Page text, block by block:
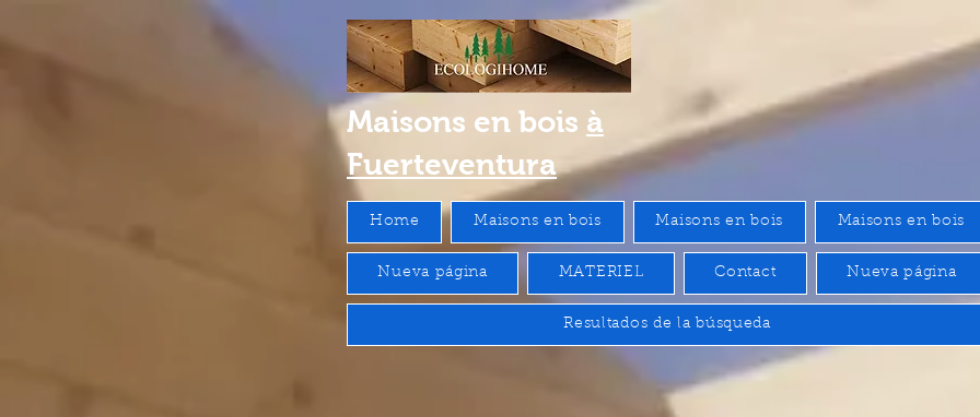
Maisons en bois à
Fuerteventura
Home Maisons en bois Maisons en bois Maisons en bois
Nueva página MATERIEL Contact Nueva página
Resultados de la búsqueda